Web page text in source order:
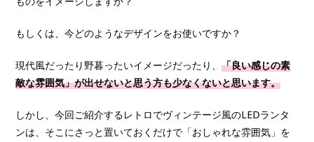
もしくは、今どのようなデザインをお使いですか？
現代風だったり野暮ったいイメージだったり、「良い感じの素
敵な雰囲気」が出せないと思う方も少なくないと思います。
しかし、今回ご紹介するレトロでヴィンテージ風のLEDランタ
ンは、そこにさっと置いておくだけで「おしゃれな雰囲気」を